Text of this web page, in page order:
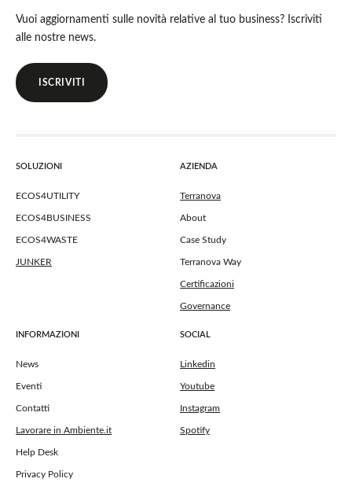
Vuoi aggiornamenti sulle novità relative al tuo business? Iscriviti
alle nostre news.
ISCRIVITI
SOLUZIONI
ECOS4UTILITY
ECOS4BUSINESS
ECOS4WASTE
JUNKER
AZIENDA
Terranova
About
Case Study
Terranova Way
Certificazioni
Governance
INFORMAZIONI
News
Eventi
Contatti
Lavorare in Ambiente.it
Help Desk
Privacy Policy
SOCIAL
Linkedin
Youtube
Instagram
Spotify